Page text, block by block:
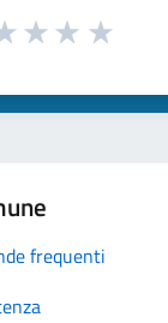
frequenti